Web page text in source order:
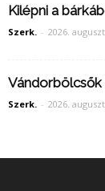
Kilépni a
Szerk. - 2026.
Szerk. - 2026.